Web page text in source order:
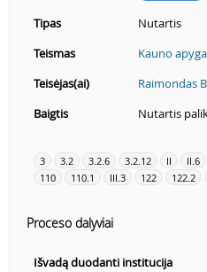
Tipas
Nutartis
Teismas
Kauno
Teisėjas(ai)
Raimondas
Baigtis
Nutartis
3 3.2 3.2.6 3.2.12 II II.6
110
110.1 III.3 122 122.2
Proceso dalyviai
Išvadą duodanti institucija